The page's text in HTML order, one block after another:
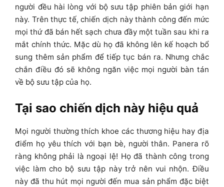
người đều hài lòng với bộ sưu tập phiên bản giới hạn
này. Trên thực tế, chiến dịch này thành công đến mức
mọi thứ đã bán hết sạch chưa đầy một tuần sau khi ra
mắt chính thức. Mặc dù họ đã không lên kế hoạch bổ
sung thêm sản phẩm để tiếp tục bán ra. Nhưng chắc
chắn điều đó sẽ không ngăn việc mọi người bàn tán
về bộ sưu tập của họ.
Tại sao chiến dịch này hiệu quả
Mọi người thường thích khoe các thương hiệu hay địa
điểm họ yêu thích với bạn bè, người thân. Panera rõ
ràng không phải là ngoại lệ! Họ đã thành công trong
việc làm cho bộ sưu tập này trở nên vui nhộn. Điều
này đã thu hút mọi người đến mua sản phẩm đặc biệt